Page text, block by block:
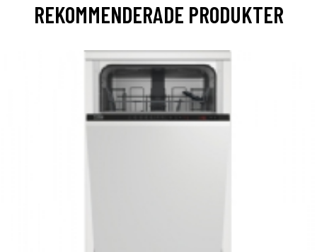
REKOMMENDERADE PRODUKTER